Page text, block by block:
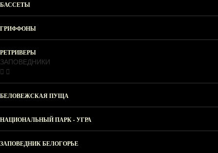
БАССЕТЫ
ГРИФФОНЫ
РЕТРИВЕРЫ
ЗАПОВЕДНИКИ
БЕЛОВЕЖСКАЯ ПУЩА
НАЦИОНАЛЬНЫЙ ПАРК - УГРА
ЗАПОВЕДНИК БЕЛОГОРЬЕ